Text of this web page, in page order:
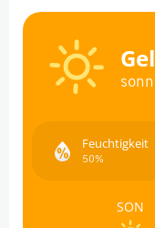
Feuchtigkeit
50%
SON